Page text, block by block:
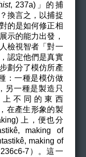
, 237a)」的捕
換言之，以捕捉
的是如何修正相
示的能力出發，
檢視智者「對一
認定他們是真實
劃分了模仿所產
：一種是模仿做
另一種是製造只
不同的東西
在產生形象的製
) 上，便也分
ê, making of
ê, making of
7）。這一